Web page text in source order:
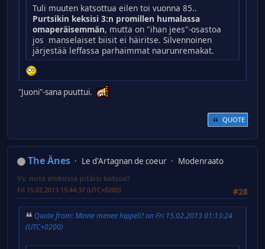
Tuli muuten katsottua eilen toi vuonna 85..
Purtsikin keksisi 3:n promillen humalassa
omaperäisemmän, mutta on "ihan jees"-osastoa
jos manselaiset biisit ei häiritse. Silvennoinen
järjestää leffassa parhaimmat naurunremakat.
"Juoni"-sana puuttui.
QUOTE
The Änes Le d'Artagnan de coeur Modenraato
Vs: mitä elokuvia pitäisi katsoa?
#28
Fri 15.02.2013 15:44:37 (UTC+0200)
Quote from: Minne menee hippeli? on Fri 15.02.2013 01:13:24
(UTC+0200)